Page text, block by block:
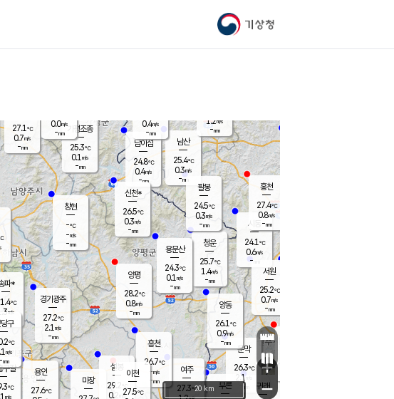
기상청
문막
26.3℃
2.1m/s
mm
남이섬
24.8℃
0.4m/s
-mm
부론
남산
25.4℃
0.3m/s
-mm
청운
25.7℃
1.4m/s
-mm
팔봉
24.5℃
0.3m/s
-mm
용인
27.6℃
여주
27.3℃
양동
26.1℃
0.9m/s
-mm
경기광주
27.2℃
2.1 m/s
-mm
0.4m/s
-mm
가평조종
25.3℃
0.1 m/s
-mm
27.1℃
0.7m/s
-mm
신천*
26.5℃
0.3m/s
-mm
창현
-℃
-m/s
-mm
0.0m/s
-mm
흥천
26.7℃
-m/s
-mm
마장
설봉
29.2
0.2 m/s
파*
℃
m/s
-mm
구갈
℃
m/s
구
℃
m/s
-mm
시동
24.1℃
0.6m/s
- mm
귀래
서원
25.2℃
0.7m/s
-mm
용문산
24.3℃
0.1 m/s
-mm
홍천
27.4℃
0.8m/s
-mm
이천
27.5℃
양평
28.2℃
0.8m/s
-mm
1.2m/s
-mm
+
−
20 km